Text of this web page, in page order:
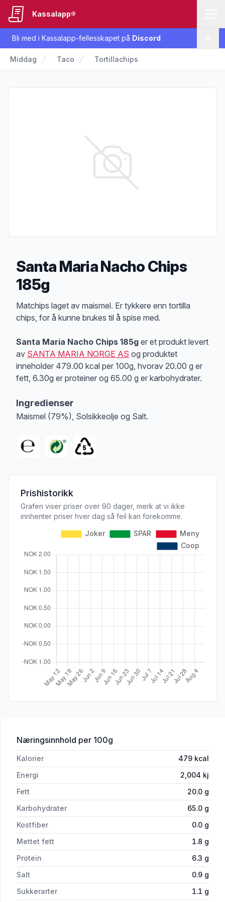
Bli med i Kassalapp-fellesskapet på Discord
Kassalapp®
Middag Taco Tortillachips
Santa Maria Nacho Chips
185g
Produktbeskrivelse
Matchips laget av maismel. Er tykkere enn tortilla
chips, for å kunne brukes til å spise med.
Santa Maria Nacho Chips 185g er et produkt levert
av SANTA MARIA NORGE AS og produktet
inneholder 479.00 kcal per 100g, hvorav 20.00 g er
fett, 6.30g er proteiner og 65.00 g er karbohydrater.
Ingredienser
Maismel (79%), Solsikkeolje og Salt.
Prishistorikk
Grafen viser priser over 90 dager, merk at vi ikke
innhenter priser hver dag så feil kan forekomme.
Næringsinnhold for 'Santa Maria Nacho Chips 185g'
per 100g
Kalorier 479 kcal
Energi
2,004 kj
Fett
20.0 g
Karbohydrater
65.0 g
Kostfiber
0.0 g
Mettet fett
1.8 g
Protein
6.3 g
Salt
0.9 g
Sukkerarter
1.1 g